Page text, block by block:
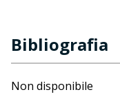
Bibliografia
Non disponibile